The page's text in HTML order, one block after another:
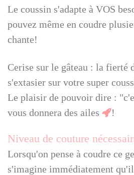
Le coussin s'adapte à VOS
pouvez même en coudre
chante!
Cerise sur le gâteau : la fierté
s'extasier sur votre super
Le plaisir de pouvoir dire :
vous donnera des ailes
!
Niveau de couture
Lorsqu'on pense à coudre ce
s'imagine immédiatement qu'il